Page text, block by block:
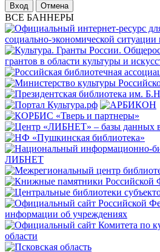
Отмена
ВСЕ БАННЕРЫ